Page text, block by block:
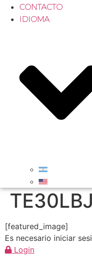
CONTACTO
IDIOMA
[featured_image]
Es necesario iniciar
Login